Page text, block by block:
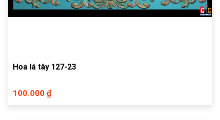
Hoa lá tây 127-23
100.000 ₫